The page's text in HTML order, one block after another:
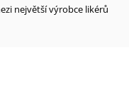
největší výrobce likérů